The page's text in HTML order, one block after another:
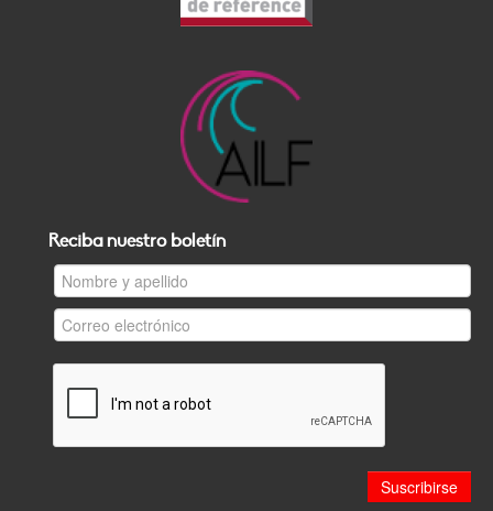
Reciba nuestro boletín